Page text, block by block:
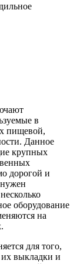
в
пищевой,
Данное
крупных
дорогой и
оборудование
на
для того,
выкладки и